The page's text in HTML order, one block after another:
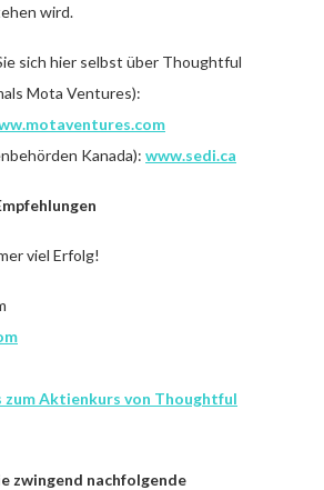
wird.
sich hier selbst über Thoughtful
Mota Ventures):
Kanada): www.sedi.ca
viel Erfolg!
zum Aktienkurs von Thoughtful
zwingend nachfolgende